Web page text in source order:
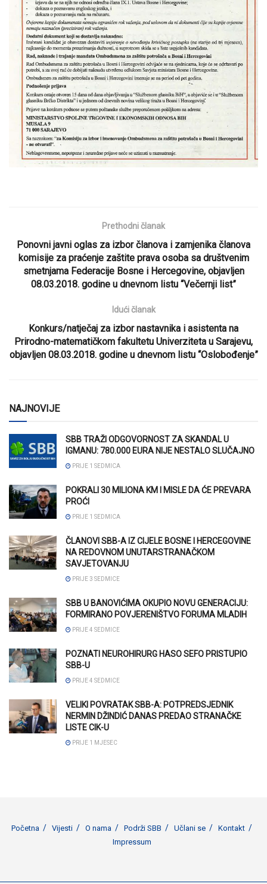
Prethodni članak
Ponovni javni oglas za izbor članova i zamjenika članova
komisije za praćenje zaštite prava osoba sa društvenim
smetnjama Federacije Bosne i Hercegovine, objavljen
08.03.2018. godine u dnevnom listu “Večernji list”
Idući članak
Konkurs/natječaj za izbor nastavnika i asistenta na
Prirodno-matematičkom fakultetu Univerziteta u Sarajevu,
objavljen 08.03.2018. godine u dnevnom listu “Oslobođenje”
NAJNOVIJE
SBB TRAŽI ODGOVORNOST ZA SKANDAL U
IGMANU: 780.000 EURA NIJE NESTALO SLUČAJNO
PRIJE 1 SEDMICA
POKRALI 30 MILIONA KM I MISLE DA ĆE PREVARA
PROĆI
PRIJE 1 SEDMICA
ČLANOVI SBB-A IZ CIJELE BOSNE I HERCEGOVINE
NA REDOVNOM UNUTARSTRANAČKOM
SAVJETOVANJU
PRIJE 3 SEDMICE
SBB U BANOVIĆIMA OKUPIO NOVU GENERACIJU:
FORMIRANO POVJERENIŠTVO FORUMA MLADIH
PRIJE 4 SEDMICE
POZNATI NEUROHIRURG HASO SEFO PRISTUPIO
SBB-U
PRIJE 4 SEDMICE
VELIKI POVRATAK SBB-A: POTPREDSJEDNIK
NERMIN DŽINDIĆ DANAS PREDAO STRANAČKE
LISTE CIK-U
PRIJE 1 MJESEC
Početna Vijesti O nama Podrži SBB Učlani se
Kontakt
Impressum